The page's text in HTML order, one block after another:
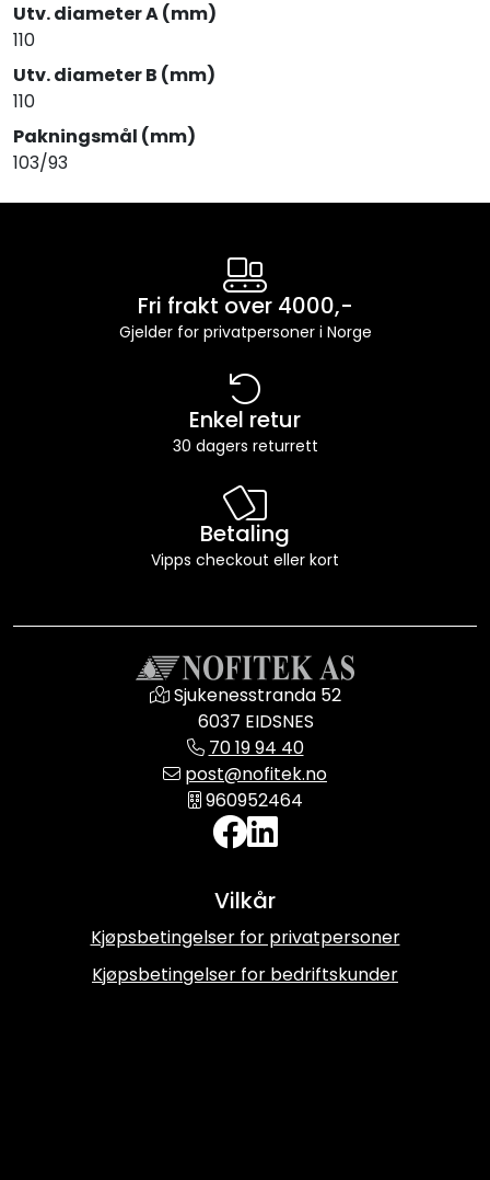
Utv. diameter A (mm)
110
Utv. diameter B (mm)
110
Pakningsmål (mm)
103/93
Fri frakt over 4000,-
Gjelder for privatpersoner i Norge
Enkel retur
30 dagers returrett
Betaling
Vipps checkout eller kort
Sjukenesstranda 52
6037 EIDSNES
70 19 94 40
post@nofitek.no
960952464
Vilkår
Kjøpsbetingelser for privatpersoner
Kjøpsbetingelser for bedriftskunder